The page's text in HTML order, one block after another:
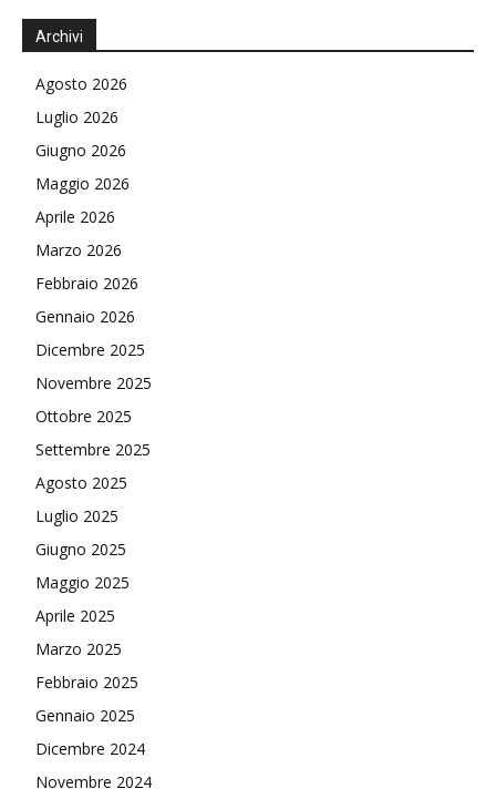
Archivi
Agosto 2026
Luglio 2026
Giugno 2026
Maggio 2026
Aprile 2026
Marzo 2026
Febbraio 2026
Gennaio 2026
Dicembre 2025
Novembre 2025
Ottobre 2025
Settembre 2025
Agosto 2025
Luglio 2025
Giugno 2025
Maggio 2025
Aprile 2025
Marzo 2025
Febbraio 2025
Gennaio 2025
Dicembre 2024
Novembre 2024